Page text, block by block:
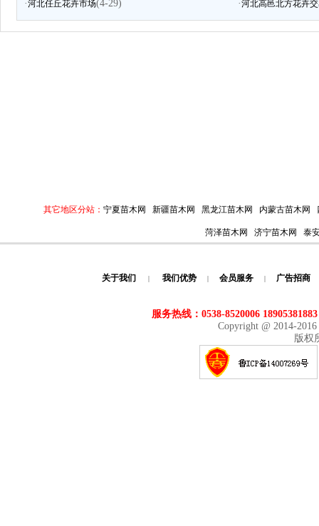
·河北任丘花卉市场(4-29) ·河北高邑北方花卉
其它地区分站： 宁夏苗木网 新疆苗木网 黑龙江苗木网 内蒙古苗木网
菏泽苗木网 济宁苗木网 泰
关于我们 我们优势 会员服务 广告招商
服务热线：0538-8520006 18905381883
Copyright @ 2014-2016
版权